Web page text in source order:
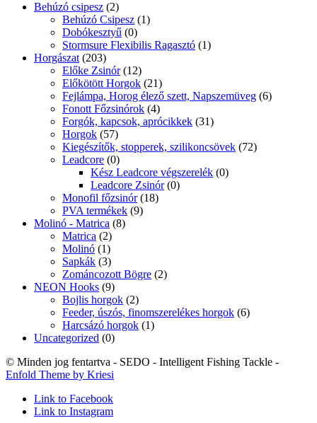
Behúzó csipesz (2)
Behúzó Csipesz (1)
Dobókesztyű (0)
Stormsure Flexibilis Ragasztó (1)
Horgászat (203)
Előke Zsinór (12)
Előkötött Horgok (21)
Fejlámpa, Horog élező szett, Napszemüveg (6)
Fonott Főzsinórok (4)
Forgók, kapcsok, aprócikkek (31)
Horgok (57)
Kiegészítők, stopperek, szilikoncsövek (72)
Leadcore (0)
Kész Leadcore végszerelék (0)
Leadcore Zsinór (0)
Monofil főzsinór (18)
PVA termékek (9)
Molinó - Matrica (8)
Matrica (2)
Molinó (1)
Sapkák (3)
Zománcozott Bögre (2)
NEON Hooks (9)
Bojlis horgok (2)
Feeder, úszós, finomszerelékes horgok (6)
Harcsázó horgok (1)
Uncategorized (0)
© Minden jog fentartva - SEDO - Intelligent Fishing Tackle -
Enfold Theme by Kriesi
Link to Facebook
Link to Instagram